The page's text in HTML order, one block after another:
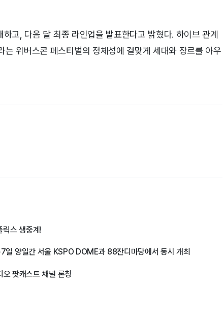
고, 다음 달 최종 라인업을 발표한다고 밝혔다. 하이브 관계
위버스콘 페스티벌의 정체성에 걸맞게 세대와 장르를 아우
릭스 생중계!
양일간 서울 KSPO DOME과 88잔디마당에서 동시 개최
팟캐스트 채널 론칭